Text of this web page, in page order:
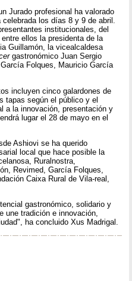
Jurado profesional ha valorado
los días 8 y 9 de abril.
institucionales, del
ellos la presidenta de la
Guillamón, la vicealcaldesa
gastronómico Juan Sergio
Folques, Mauricio García
incluyen cinco galardones de
tapas según el público y el
a la innovación, presentación y
lugar el 28 de mayo en el
Ashiovi se ha querido
local que hace posible la
Ruralnostra,
Revimed, García Folques,
Caixa Rural de Vila-real,
gastronómico, solidario y
une tradición e innovación,
ha concluido Xus Madrigal.